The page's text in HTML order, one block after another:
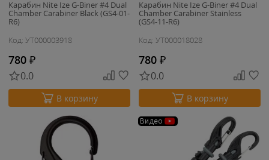
Карабин Nite Ize G-Biner #4 Dual
Chamber Carabiner Black (GS4-01-
R6)
Код: УТ000003918
780 ₽
0.0
В корзину
Карабин Nite Ize G-Biner #4 Dual
Chamber Carabiner Stainless
(GS4-11-R6)
Код: УТ000018028
780 ₽
0.0
В корзину
Видео